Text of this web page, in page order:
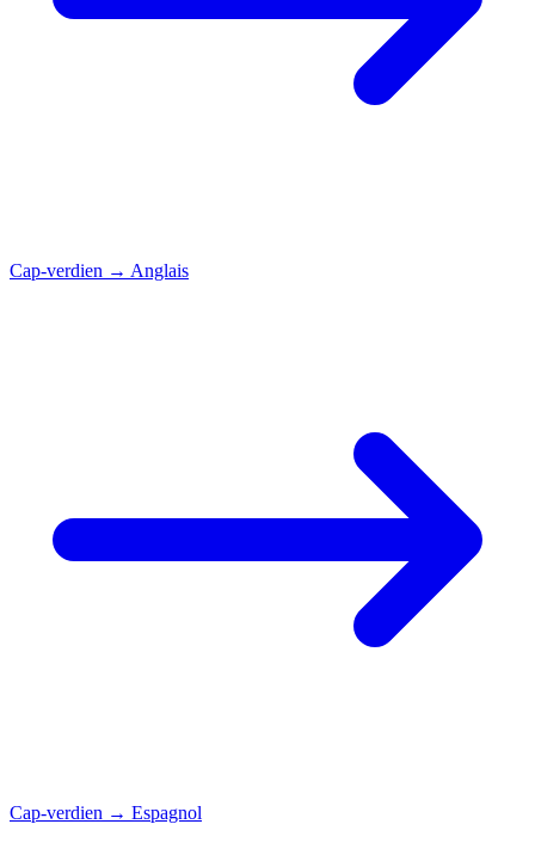
Cap-verdien → Anglais
Cap-verdien → Espagnol